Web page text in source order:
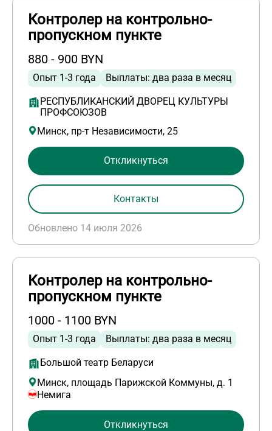
Контролер на контрольно-
пропускном пункте
880 - 900 BYN
Опыт 1-3 года Выплаты: два раза в месяц
РЕСПУБЛИКАНСКИЙ ДВОРЕЦ КУЛЬТУРЫ
ПРОФСОЮЗОВ
Минск, пр-т Независимости, 25
Обновлено 14 июля 2026
Откликнуться
Контакты
Контролер на контрольно-
пропускном пункте
1000 - 1100 BYN
Опыт 1-3 года Выплаты: два раза в месяц
Большой театр Беларуси
Минск, площадь Парижской Коммуны, д. 1
Немига
Откликнуться